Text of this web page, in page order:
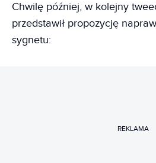
Chwilę później, w kolejny
przedstawił propozycję
sygnetu:
REKLAMA